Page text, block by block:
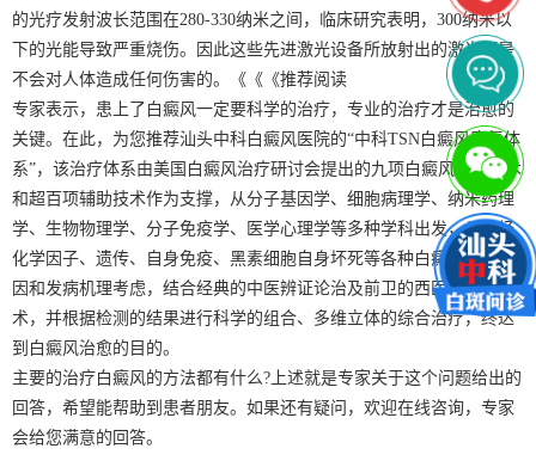
的光疗发射波长范围在280-330纳米之间，临床研究表明，300纳米以
下的光能导致严重烧伤。因此这些先进激光设备所放射出的激光都是
不会对人体造成任何伤害的。《《《推荐阅读
专家表示，患上了白癜风一定要科学的治疗，专业的治疗才是治愈的
关键。在此，为您推荐汕头中科白癜风医院的“中科TSN白癜风康复体
系”，该治疗体系由美国白癜风治疗研讨会提出的九项白癜风核心技术
和超百项辅助技术作为支撑，从分子基因学、细胞病理学、纳米药理
学、生物物理学、分子免疫学、医学心理学等多种学科出发，从神经
化学因子、遗传、自身免疫、黑素细胞自身坏死等各种白癜风发病病
因和发病机理考虑，结合经典的中医辨证论治及前卫的西医先进技
术，并根据检测的结果进行科学的组合、多维立体的综合治疗，终达
到白癜风治愈的目的。
主要的治疗白癜风的方法都有什么?上述就是专家关于这个问题给出的
回答，希望能帮助到患者朋友。如果还有疑问，欢迎在线咨询，专家
会给您满意的回答。